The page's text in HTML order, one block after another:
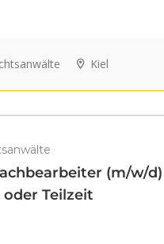
Kiel
(m/w/d)
Teilzeit